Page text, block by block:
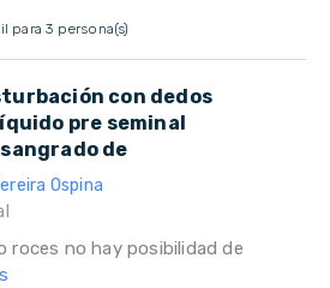
para 3 persona(s)
con dedos
pre seminal
de
Ospina
roces no hay posibilidad de